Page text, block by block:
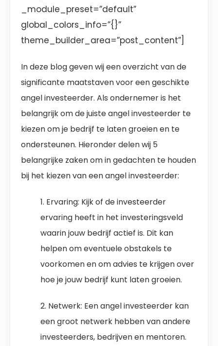
_module_preset=”default”
global_colors_info=”{}”
theme_builder_area=”post_content”]
In deze blog geven wij een overzicht van de
significante maatstaven voor een geschikte
angel investeerder. Als ondernemer is het
belangrijk om de juiste angel investeerder te
kiezen om je bedrijf te laten groeien en te
ondersteunen. Hieronder delen wij 5
belangrijke zaken om in gedachten te houden
bij het kiezen van een angel investeerder:
1. Ervaring: Kijk of de investeerder
ervaring heeft in het investeringsveld
waarin jouw bedrijf actief is. Dit kan
helpen om eventuele obstakels te
voorkomen en om advies te krijgen over
hoe je jouw bedrijf kunt laten groeien.
2. Netwerk: Een angel investeerder kan
een groot netwerk hebben van andere
investeerders, bedrijven en mentoren.